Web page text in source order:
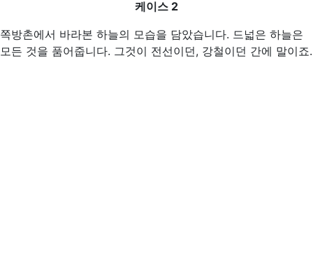
케이스 2
쪽방촌에서 바라본 하늘의 모습을 담았습니다. 드넓은 하늘은
모든 것을 품어줍니다. 그것이 전선이던, 강철이던 간에 말이죠.